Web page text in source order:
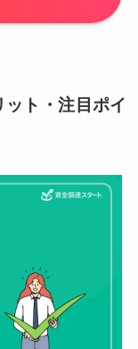
ット・注目ポイ